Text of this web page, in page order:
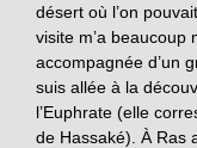
désert où l’on
visite m’a beaucoup
accompagnée d’un
suis allée à la
l’Euphrate (elle
de Hassaké). À Ras